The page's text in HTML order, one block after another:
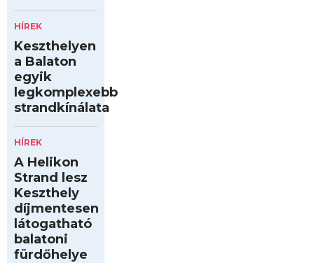
HÍREK
Keszthelyen
a Balaton
egyik
legkomplexebb
strandkínálata
HÍREK
A Helikon
Strand lesz
Keszthely
díjmentesen
látogatható
balatoni
fürdőhelye